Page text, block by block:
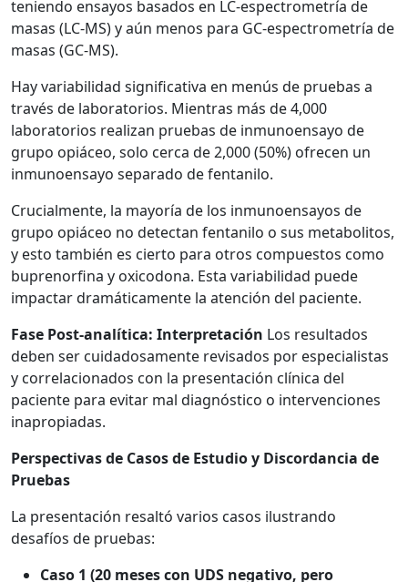
teniendo ensayos basados en LC-espectrometría de
masas (LC-MS) y aún menos para GC-espectrometría de
masas (GC-MS).
Hay variabilidad significativa en menús de pruebas a
través de laboratorios. Mientras más de 4,000
laboratorios realizan pruebas de inmunoensayo de
grupo opiáceo, solo cerca de 2,000 (50%) ofrecen un
inmunoensayo separado de fentanilo.
Crucialmente, la mayoría de los inmunoensayos de
grupo opiáceo no detectan fentanilo o sus metabolitos,
y esto también es cierto para otros compuestos como
buprenorfina y oxicodona. Esta variabilidad puede
impactar dramáticamente la atención del paciente.
Fase Post-analítica: Interpretación Los resultados
deben ser cuidadosamente revisados por especialistas
y correlacionados con la presentación clínica del
paciente para evitar mal diagnóstico o intervenciones
inapropiadas.
Perspectivas de Casos de Estudio y Discordancia de
Pruebas
La presentación resaltó varios casos ilustrando
desafíos de pruebas:
Caso 1 (20 meses con UDS negativo, pero